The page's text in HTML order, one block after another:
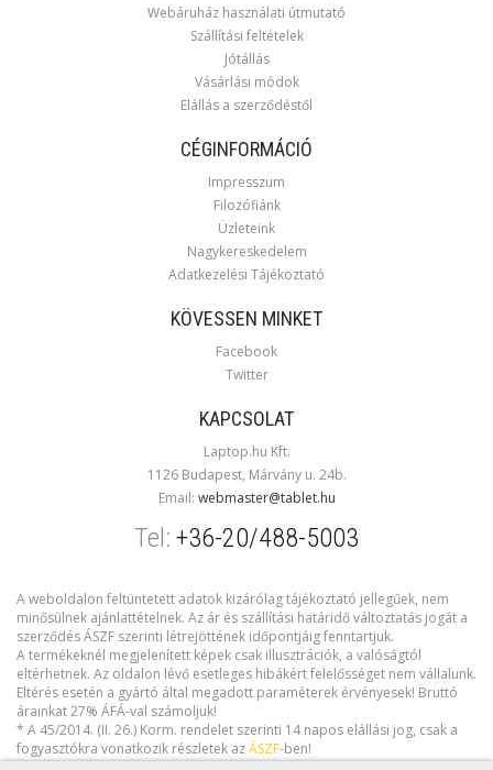
Webáruház használati útmutató
Szállítási feltételek
Jótállás
Vásárlási módok
Elállás a szerződéstől
CÉGINFORMÁCIÓ
Impresszum
Filozófiánk
Üzleteink
Nagykereskedelem
Adatkezelési Tájékoztató
KÖVESSEN MINKET
Facebook
Twitter
KAPCSOLAT
Laptop.hu Kft.
1126 Budapest, Márvány u. 24b.
Email: webmaster@tablet.hu
Tel: +36-20/488-5003
A weboldalon feltüntetett adatok kizárólag tájékoztató jellegűek, nem
minősülnek ajánlattételnek. Az ár és szállítási határidő változtatás jogát a
szerződés ÁSZF szerinti létrejöttének időpontjáig fenntartjuk.
A termékeknél megjelenített képek csak illusztrációk, a valóságtól
eltérhetnek. Az oldalon lévő esetleges hibákért felelősséget nem vállalunk.
Eltérés esetén a gyártó által megadott paraméterek érvényesek! Bruttó
árainkat 27% ÁFÁ-val számoljuk!
* A 45/2014. (II. 26.) Korm. rendelet szerinti 14 napos elállási jog, csak a
fogyasztókra vonatkozik részletek azÁSZF-ben!